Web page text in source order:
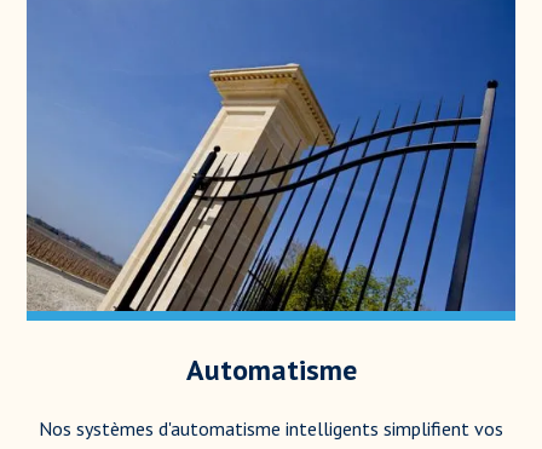
Automatisme
Nos systèmes d'automatisme intelligents simplifient vos